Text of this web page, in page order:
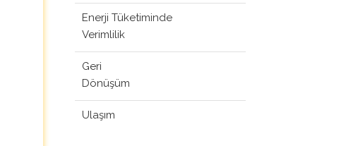
Enerji Tüketiminde
Verimlilik
Geri
Dönüşüm
Ulaşım